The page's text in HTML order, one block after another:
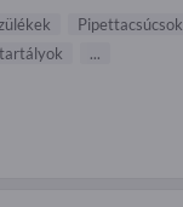
Pipettacsúcsok
...